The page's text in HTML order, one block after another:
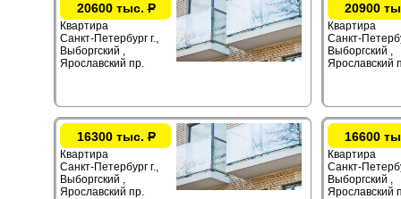
20600 тыс.Р
Квартира
Санкт-Петербург г.,
Выборгский ,
Ярославский пр.
20900
Квартира
Санкт-
Выборгский ,
Ярославский
16300 тыс.Р
Квартира
Санкт-Петербург г.,
Выборгский ,
Ярославский пр.
16600
Квартира
Санкт-
Выборгский ,
Ярославский